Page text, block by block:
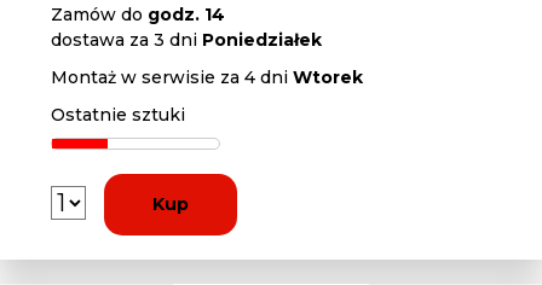
Zamów do godz. 14
dostawa za 3 dni Poniedziałek
Montaż w serwisie za 4 dniWtorek
Ostatnie sztuki
Kup